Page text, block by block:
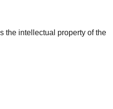
the intellectual property of the